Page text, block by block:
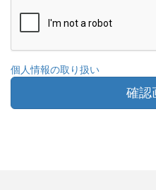
個人情報の取り扱い
確認